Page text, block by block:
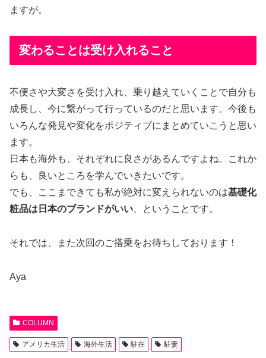
ますが。
変わることは受け入れること
不便さや大変さを受け入れ、乗り越えていくことで自分も
成長し、今に繋がって行っているのだと思います。今後も
いろんな発見や変化をポジティブにまとめていこうと思い
ます。
日本も海外も、それぞれに良さがあるんですよね。これか
らも、良いところを学んでいきたいです。
でも、ここまできても私が絶対に変えられないのは基礎化
粧品は日本のブランドがいい 、ということです。
それでは、また次回のご搭乗をお待ちしております！
Aya
COLUMN
アメリカ生活 海外生活 駐在 駐妻